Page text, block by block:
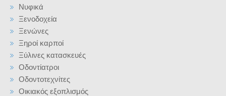
Νυφικά
Ξενοδοχεία
Ξενώνες
Ξηροί καρποί
Ξύλινες κατασκευές
Οδοντίατροι
Οδοντοτεχνίτες
Οικιακός εξοπλισμός